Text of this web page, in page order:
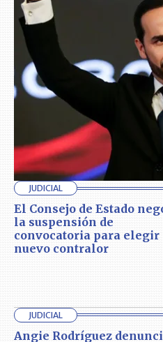
JUDICIAL
El Consejo de Estado
la suspensión de
convocatoria para elegir
nuevo contralor
JUDICIAL
Angie Rodríguez